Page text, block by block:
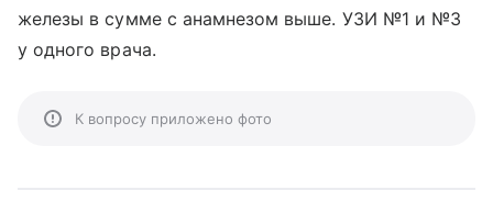
железы в сумме с анамнезом выше. УЗИ №1 и №3
у одного врача.
К вопросу приложено фото